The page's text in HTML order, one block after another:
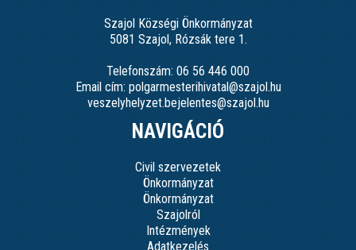
Szajol Községi Önkormányzat
5081 Szajol, Rózsák tere 1.
Telefonszám: 06 56 446 000
Email cím: polgarmesterihivatal@szajol.hu
veszelyhelyzet.bejelentes@szajol.hu
NAVIGÁCIÓ
Civil szervezetek
Önkormányzat
Önkormányzat
Szajolról
Intézmények
Adatkezelés